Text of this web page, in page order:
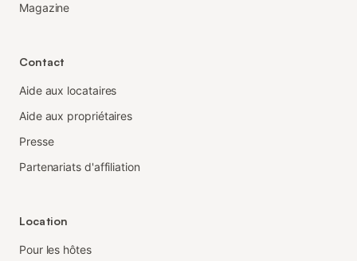
Magazine
Contact
Aide aux locataires
Aide aux propriétaires
Presse
Partenariats d'affiliation
Location
Pour les hôtes